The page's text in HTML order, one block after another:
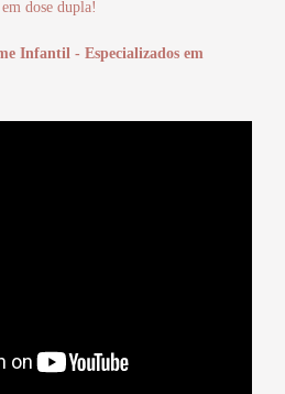
dose dupla!
Infantil - Especializados em